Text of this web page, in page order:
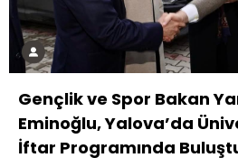
Gençlik ve Spor Bakan
Eminoğlu, Yalova’da
İftar Programında